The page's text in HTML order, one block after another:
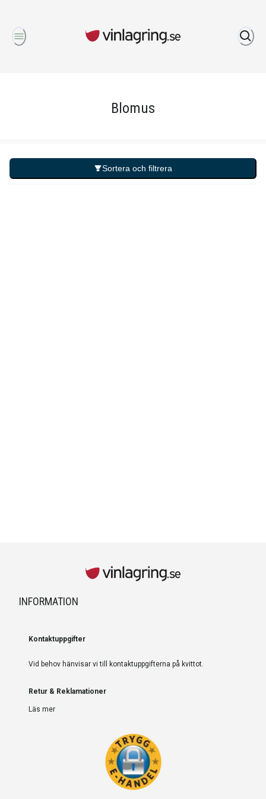
Blomus
Sortera och filtrera
INFORMATION
Kontaktuppgifter
Vid behov hänvisar vi till kontaktuppgifterna på kvittot.
Retur & Reklamationer
Läs mer